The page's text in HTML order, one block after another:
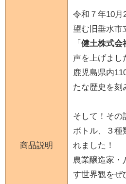
商品説明
令和７年10月
望む旧垂水市
「 健土株式会
声を上げまし
鹿児島県内
たな歴史を刻
そして！その
ボトル、３種
れました！
農業醸造家・
す世界観をぜ